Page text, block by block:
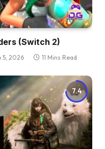
(Switch 2)
5, 2026 11 Mins Read
7.4